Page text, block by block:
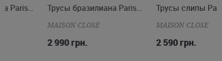
M Трусы бразилиана Parisienne
MAISON CLOSE
2 990 грн.
S
Трусы слипы Panorama
MAISON CLOSE
2 590 грн.